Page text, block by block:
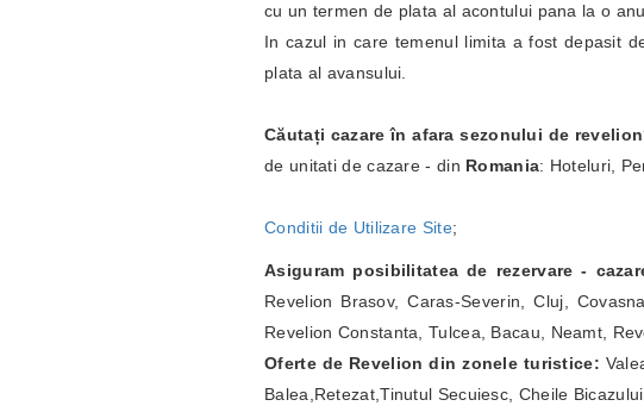
cu un termen de plata al acontului pana la o
In cazul in care temenul limita a fost depasit
plata al avansului.
Căutați cazare în afara sezonului de
de unitati de cazare - din Romania: Hoteluri,
Conditii de Utilizare Site;
Asiguram posibilitatea de rezervare -
Revelion Brasov, Caras-Severin, Cluj,
Revelion Constanta, Tulcea, Bacau, Neamt,
Oferte de Revelion din zonele turistice:
Balea,Retezat,Tinutul Secuiesc, Cheile